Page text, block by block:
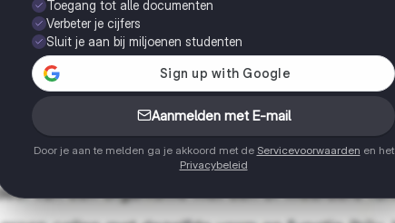
Toegang tot alle documenten
Verbeter je cijfers
Sluit je aan bij miljoenen studenten
Aanmelden met E-mail
Door je aan te melden ga je akkoord met de Servicevoorwaarden en het
Privacybeleid